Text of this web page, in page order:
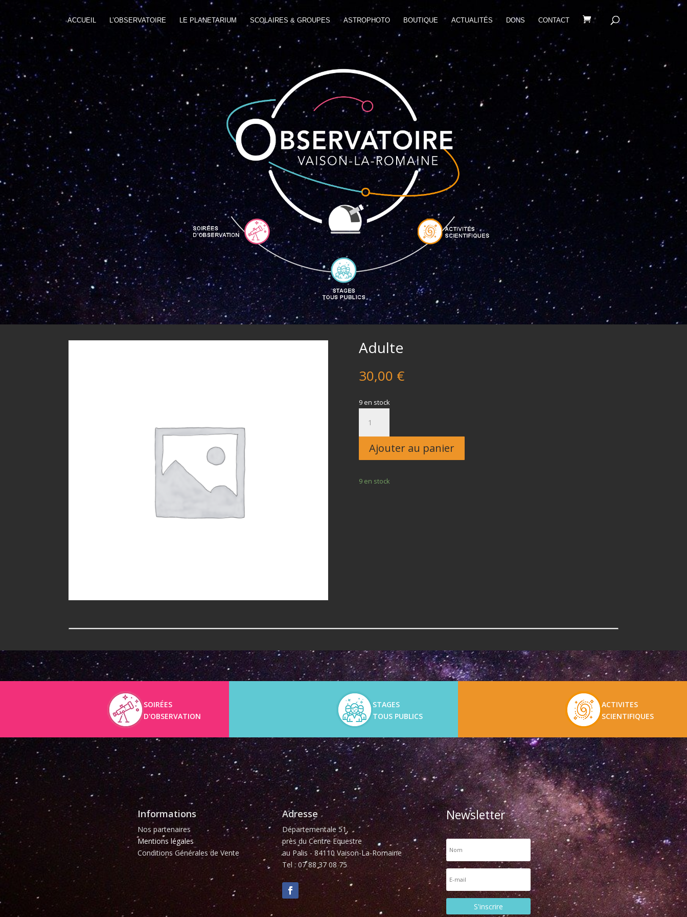
ACCUEIL L’OBSERVATOIRE LE PLANETARIUM SCOLAIRES & GROUPES ASTROPHOTO BOUTIQUE ACTUALITÉS DONS CONTACT
Adulte
30,00 €
9 en stock
Adulte
Ajouter au panier
9 en stock
SOIRÉES
D'OBSERVATION
STAGES
TOUS PUBLICS
ACTIVITES
SCIENTIFIQUES
Informations
Nos partenaires
Mentions légales
Conditions Générales de Vente
Adresse
Départementale 51,
près du Centre Equestre
au Palis - 84110 Vaison-La-Romaine
Tel : 07 88 37 08 75
Newsletter
S'inscrire